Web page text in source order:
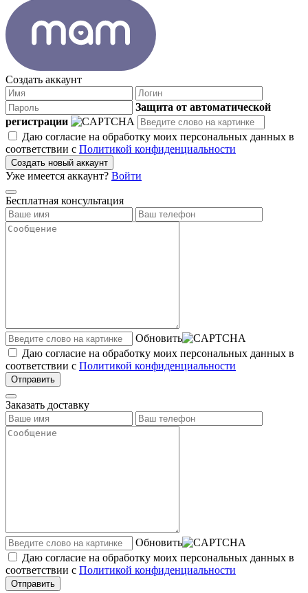
Создать аккаунт
Защита от автоматической
регистрации
Даю согласие на обработку моих персональных данных в
соответствии с Политикой конфиденциальности
Создать новый аккаунт
Уже имеется аккаунт? Войти
Бесплатная консультация
Обновить
Даю согласие на обработку моих персональных данных в
соответствии с Политикой конфиденциальности
Отправить
Заказать доставку
Обновить
Даю согласие на обработку моих персональных данных в
соответствии с Политикой конфиденциальности
Отправить